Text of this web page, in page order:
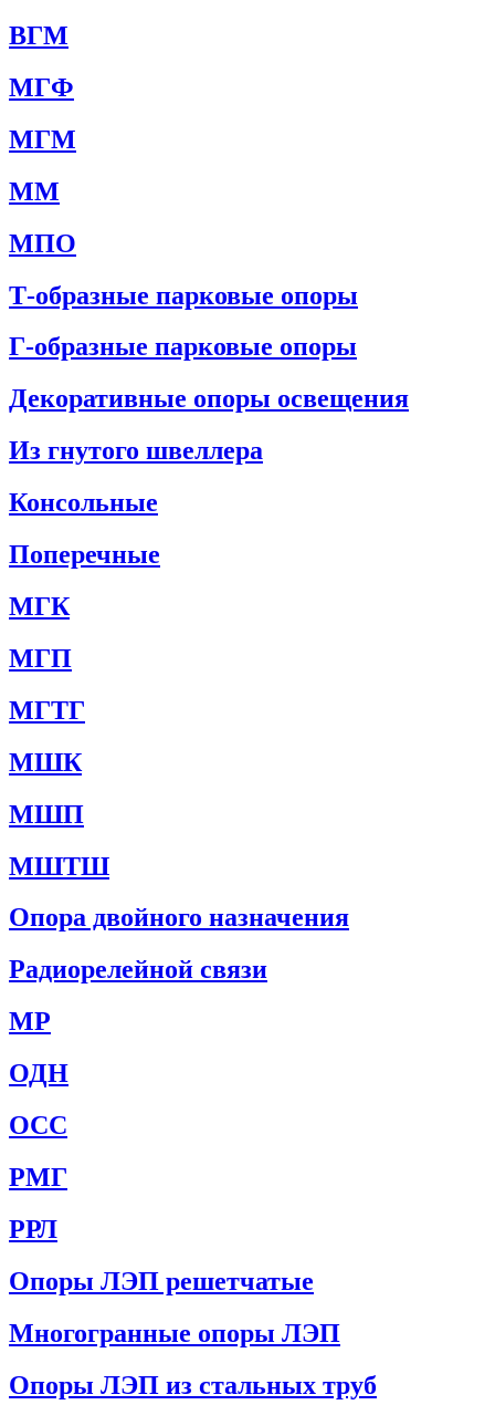
ВГМ
МГФ
МГМ
ММ
МПО
Т-образные парковые опоры
Г-образные парковые опоры
Декоративные опоры освещения
Из гнутого швеллера
Консольные
Поперечные
МГК
МГП
МГТГ
МШК
МШП
МШТШ
Опора двойного назначения
Радиорелейной связи
МР
ОДН
ОСС
РМГ
РРЛ
Опоры ЛЭП решетчатые
Многогранные опоры ЛЭП
Опоры ЛЭП из стальных труб